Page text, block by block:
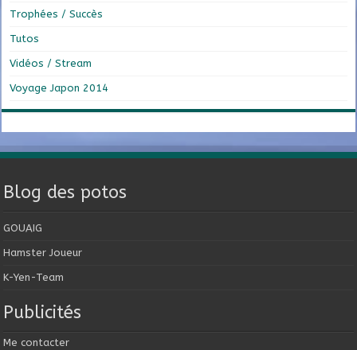
Trophées / Succès
Tutos
Vidéos / Stream
Voyage Japon 2014
Blog des potos
GOUAIG
Hamster Joueur
K-Yen-Team
Publicités
Me contacter